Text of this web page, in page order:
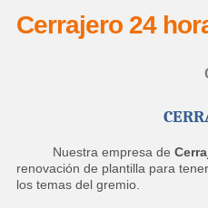
Cerrajero 24
Nuestra empresa de
renovación de plantilla para
los temas del gremio.